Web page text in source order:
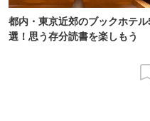
都内・東京近郊のブックホテ
選！思う存分読書を楽しもう